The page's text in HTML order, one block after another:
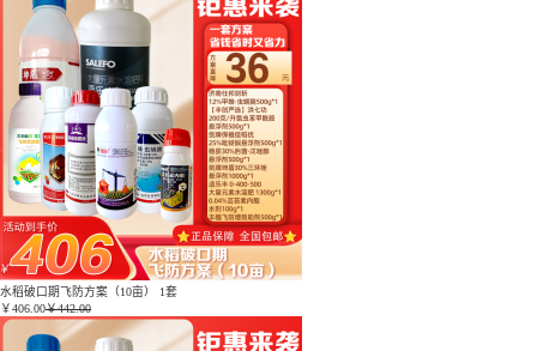
水稻破口期飞防方案（10亩） 1套
￥406.00￥442.00